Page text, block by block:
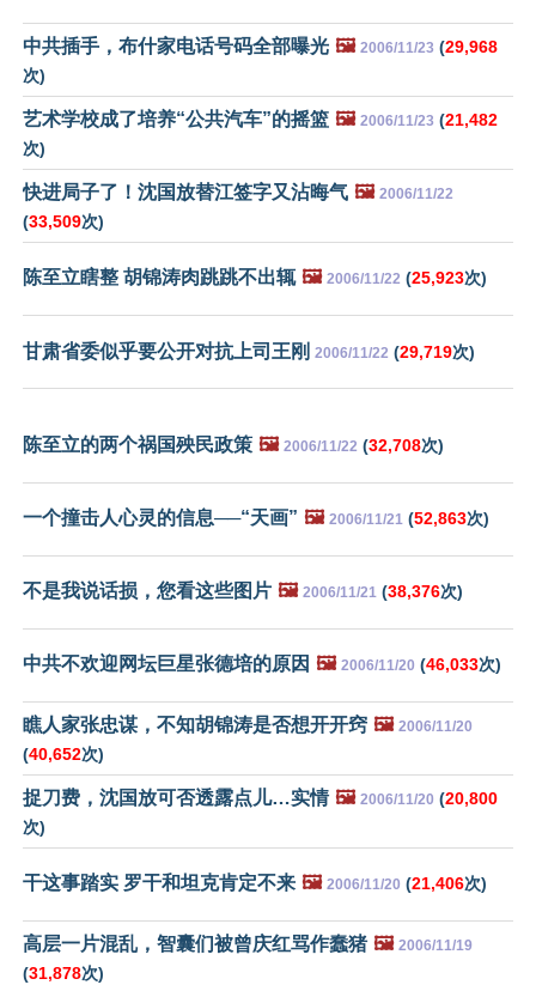
中共插手，布什家电话号码全部曝光 🖼️ 2006/11/23 (29,968
次)
艺术学校成了培养“公共汽车”的摇篮 🖼️ 2006/11/23 (21,482
次)
快进局子了！沈国放替江签字又沾晦气 🖼️ 2006/11/22
(33,509次)
陈至立瞎整 胡锦涛肉跳跳不出辄 🖼️ 2006/11/22 (25,923次)
甘肃省委似乎要公开对抗上司王刚 2006/11/22 (29,719次)
陈至立的两个祸国殃民政策 🖼️ 2006/11/22 (32,708次)
一个撞击人心灵的信息──“天画” 🖼️ 2006/11/21 (52,863次)
不是我说话损，您看这些图片 🖼️ 2006/11/21 (38,376次)
中共不欢迎网坛巨星张德培的原因 🖼️ 2006/11/20 (46,033次)
瞧人家张忠谋，不知胡锦涛是否想开开窍 🖼️ 2006/11/20
(40,652次)
捉刀费，沈国放可否透露点儿…实情 🖼️ 2006/11/20 (20,800
次)
干这事踏实 罗干和坦克肯定不来 🖼️ 2006/11/20 (21,406次)
高层一片混乱，智囊们被曾庆红骂作蠢猪 🖼️ 2006/11/19
(31,878次)